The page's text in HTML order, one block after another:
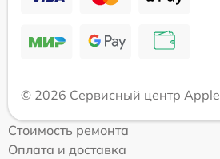
© 2026 Сервисный центр Apple
Стоимость ремонта
Оплата и доставка